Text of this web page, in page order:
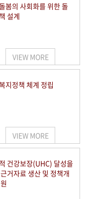
봄의 사회화를 위한 돌
설계
VIEW MORE
지정책 체계 정립
VIEW MORE
건강보장(UHC) 달성을
거자료 생산 및 정책개